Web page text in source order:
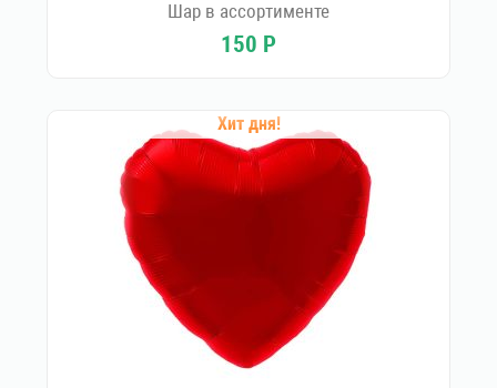
Шар в ассортименте
150 Р
Хит дня!